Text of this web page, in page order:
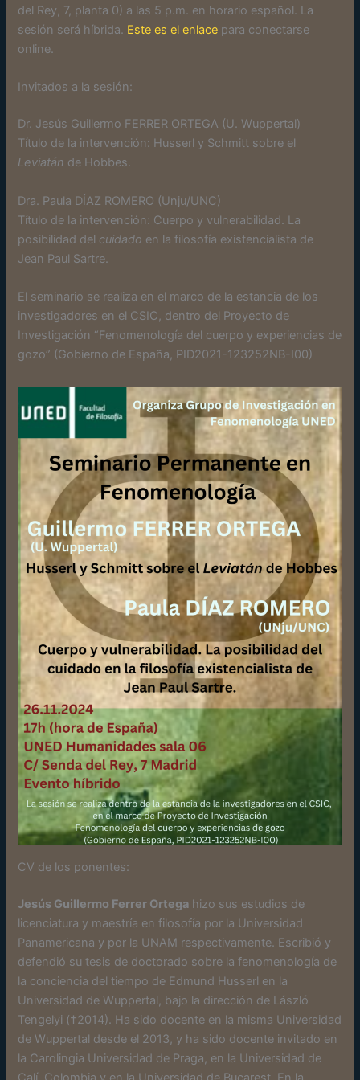
del Rey, 7, planta 0) a las 5 p.m. en horario español. La
sesión será híbrida. Este es el enlace para conectarse
online.
Invitados a la sesión:
Dr. Jesús Guillermo FERRER ORTEGA (U. Wuppertal)
Título de la intervención: Husserl y Schmitt sobre el
Leviatán de Hobbes.
Dra. Paula DÍAZ ROMERO (Unju/UNC)
Título de la intervención: Cuerpo y vulnerabilidad. La
posibilidad del cuidado en la filosofía existencialista de
Jean Paul Sartre.
El seminario se realiza en el marco de la estancia de los
investigadores en el CSIC, dentro del Proyecto de
Investigación “Fenomenología del cuerpo y experiencias de
gozo” (Gobierno de España, PID2021-123252NB-I00)
CV de los ponentes:
Jesús Guillermo Ferrer Ortega hizo sus estudios de
licenciatura y maestría en filosofía por la Universidad
Panamericana y por la UNAM respectivamente. Escribió y
defendió su tesis de doctorado sobre la fenomenología de
la conciencia del tiempo de Edmund Husserl en la
Universidad de Wuppertal, bajo la dirección de László
Tengelyi (†2014). Ha sido docente en la misma Universidad
de Wuppertal desde el 2013, y ha sido docente invitado en
la Carolingia Universidad de Praga, en la Universidad de